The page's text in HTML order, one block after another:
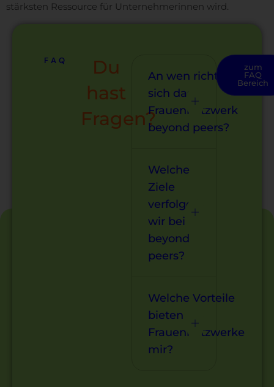
stärksten Ressource für Unternehmerinnen wird.
FAQ
Du
hast
Fragen?
An wen richtet
sich das
Frauennetzwerk
beyond peers?
Welche
Ziele
verfolgen
wir bei
beyond
peers?
Welche Vorteile
bieten
Frauennetzwerke
mir?
zum
FAQ
Bereich